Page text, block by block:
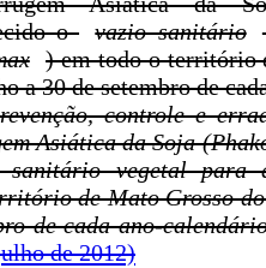
o
vazio sanitário
) em todo o território
a 30 de setembro de
controle e
Asiática da Soja
sanitário vegetal
de Mato Grosso
de cada ano-
de 2012)